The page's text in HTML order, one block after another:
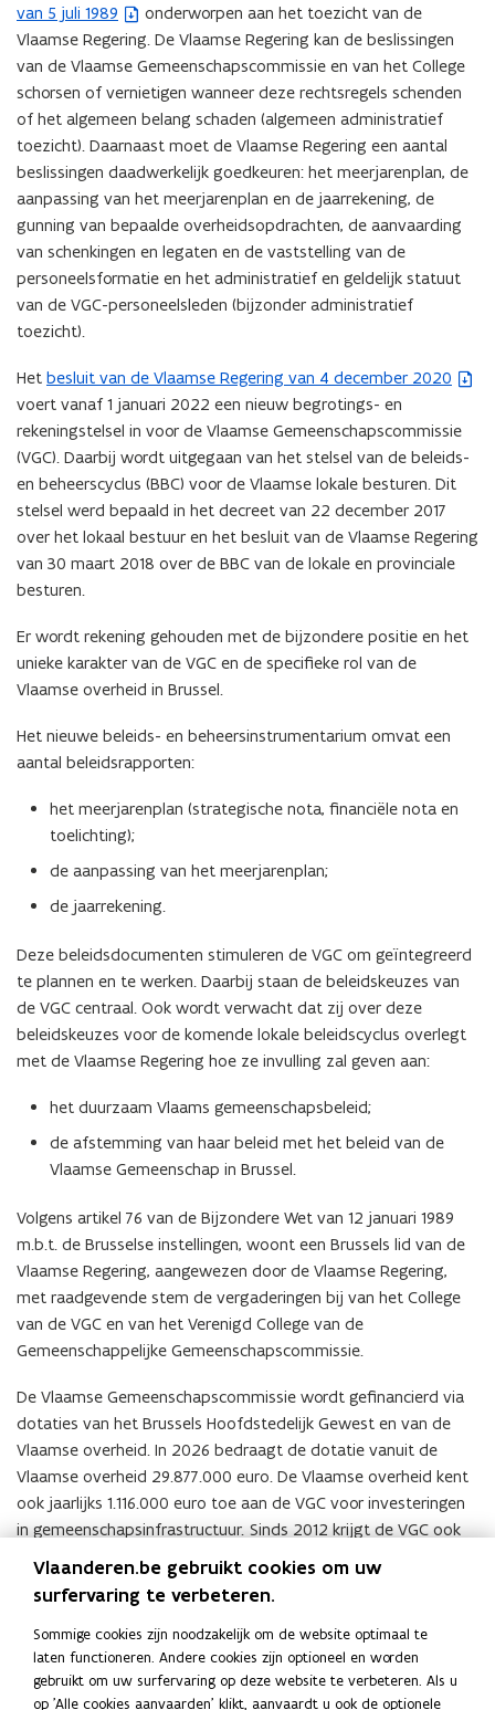
van 5 juli 1989
b
e
s
t
a
n
d
o
p
e
n
t
n
e
u
w
v
e
n
onderworpen aan het toezicht van de
Vlaamse Regering. De Vlaamse Regering kan de beslissingen
van de Vlaamse Gemeenschapscommissie en van het College
schorsen of vernietigen wanneer deze rechtsregels schenden
of het algemeen belang schaden (algemeen administratief
toezicht). Daarnaast moet de Vlaamse Regering een aantal
beslissingen daadwerkelijk goedkeuren: het meerjarenplan, de
aanpassing van het meerjarenplan en de jaarrekening, de
gunning van bepaalde overheidsopdrachten, de aanvaarding
van schenkingen en legaten en de vaststelling van de
personeelsformatie en het administratief en geldelijk statuut
van de VGC-personeelsleden (bijzonder administratief
toezicht).
Het besluit van de Vlaamse Regering van 4 december 2020
(
b
e
s
t
a
n
d
o
e
n
t
e
w
v
n
s
t
e
r
voert vanaf 1 januari 2022 een nieuw begrotings- en
rekeningstelsel in voor de Vlaamse Gemeenschapscommissie
(VGC). Daarbij wordt uitgegaan van het stelsel van de beleids-
en beheerscyclus (BBC) voor de Vlaamse lokale besturen. Dit
stelsel werd bepaald in het decreet van 22 december 2017
over het lokaal bestuur en het besluit van de Vlaamse Regering
van 30 maart 2018 over de BBC van de lokale en provinciale
besturen.
Er wordt rekening gehouden met de bijzondere positie en het
unieke karakter van de VGC en de specifieke rol van de
Vlaamse overheid in Brussel.
Het nieuwe beleids- en beheersinstrumentarium omvat een
aantal beleidsrapporten:
het meerjarenplan (strategische nota, financiële nota en
toelichting);
de aanpassing van het meerjarenplan;
de jaarrekening.
Deze beleidsdocumenten stimuleren de VGC om geïntegreerd
te plannen en te werken. Daarbij staan de beleidskeuzes van
de VGC centraal. Ook wordt verwacht dat zij over deze
beleidskeuzes voor de komende lokale beleidscyclus overlegt
met de Vlaamse Regering hoe ze invulling zal geven aan:
het duurzaam Vlaams gemeenschapsbeleid;
de afstemming van haar beleid met het beleid van de
Vlaamse Gemeenschap in Brussel.
Volgens artikel 76 van de Bijzondere Wet van 12 januari 1989
m.b.t. de Brusselse instellingen, woont een Brussels lid van de
Vlaamse Regering, aangewezen door de Vlaamse Regering,
met raadgevende stem de vergaderingen bij van het College
van de VGC en van het Verenigd College van de
Gemeenschappelijke Gemeenschapscommissie.
De Vlaamse Gemeenschapscommissie wordt gefinancierd via
dotaties van het Brussels Hoofdstedelijk Gewest en van de
Vlaamse overheid. In 2026 bedraagt de dotatie vanuit de
Vlaamse overheid 29.877.000 euro. De Vlaamse overheid kent
ook jaarlijks 1.116.000 euro toe aan de VGC voor investeringen
in gemeenschapsinfrastructuur. Sinds 2012 krijgt de VGC ook
jaarlijks een subsidie van 705.000 euro voor de uitbouw van
Brede Scholen
p
e
n
opent
nieuw
vensterDeel deze pagina
Vlaanderen.be gebruikt cookies om uw
surfervaring te verbeteren.
Sommige cookies zijn noodzakelijk om de website optimaal te
laten functioneren. Andere cookies zijn optioneel en worden
gebruikt om uw surfervaring op deze website te verbeteren. Als u
op 'Alle cookies aanvaarden' klikt, aanvaardt u ook de optionele